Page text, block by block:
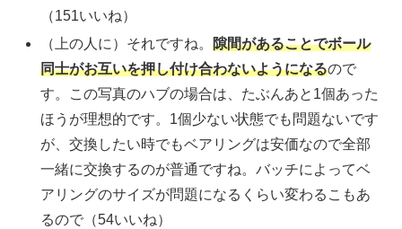
（151いいね）
（上の人に）それですね。隙間があることでボール
同士がお互いを押し付け合わないようになるので
す。この写真のハブの場合は、たぶんあと1個あった
ほうが理想的です。1個少ない状態でも問題ないです
が、交換したい時でもベアリングは安価なので全部
一緒に交換するのが普通ですね。バッチによってベ
アリングのサイズが問題になるくらい変わるこもあ
るので（54いいね）